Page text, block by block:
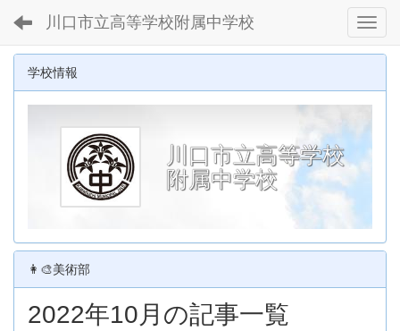
川口市立高等学校附属中学校
学校情報
川口市立高等学校
附属中学校
👩‍🎨美術部
2022年10月の記事一覧